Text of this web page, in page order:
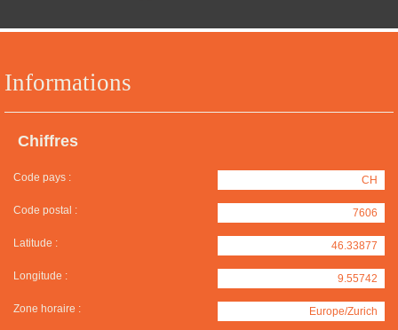
Informations
Chiffres
Code pays : CH
Code postal : 7606
Latitude : 46.33877
Longitude : 9.55742
Zone horaire : Europe/Zurich